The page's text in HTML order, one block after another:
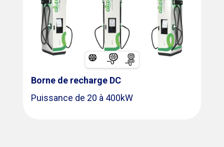
Borne de recharge DC
Puissance de 20 à 400kW